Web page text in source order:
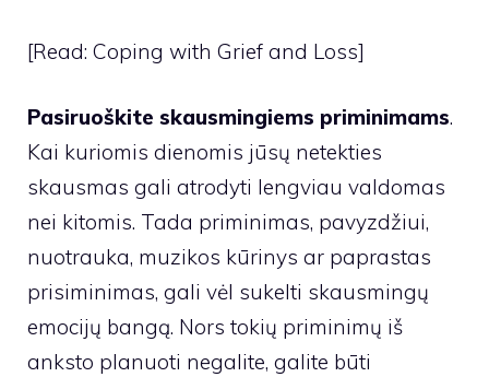
[Read: Coping with Grief and Loss]
Pasiruoškite skausmingiems priminimams.
Kai kuriomis dienomis jūsų netekties
skausmas gali atrodyti lengviau valdomas
nei kitomis. Tada priminimas, pavyzdžiui,
nuotrauka, muzikos kūrinys ar paprastas
prisiminimas, gali vėl sukelti skausmingų
emocijų bangą. Nors tokių priminimų iš
anksto planuoti negalite, galite būti